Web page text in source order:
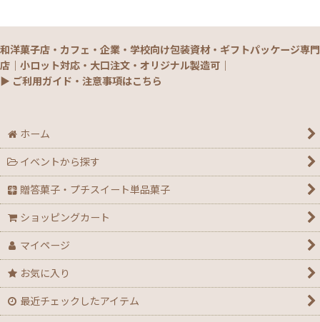
【銘菓撰29・秋冬】菓子単品・プチギフト
【秋】秋のおすすめパッケージ
【ハロウィン】★全力応援★グッズ★
【アウトレット】ハロウィン
【２０２６年】クリスマスデコ箱・ノエル箱・トレー
【クリスマス】ミニデコ箱トレー付き＜3号 4号 4.5
【クリスマス】ノエル箱
和洋菓子店・カフェ・企業・学校向け包装資材・ギフトパッケージ専門
店｜小ロット対応・大口注文・オリジナル製造可｜
▶ ご利用ガイド・注意事項はこちら
ホーム
イベントから探す
贈答菓子・プチスイート単品菓子
ショッピングカート
マイページ
お気に入り
最近チェックしたアイテム